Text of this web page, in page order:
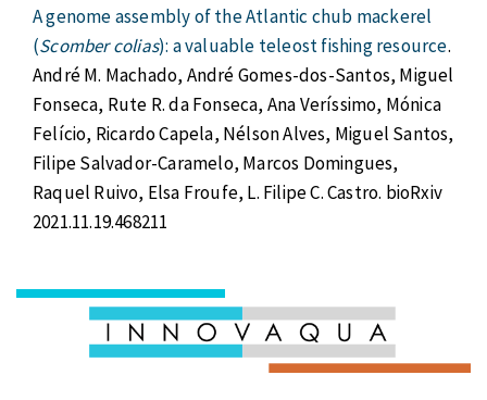
A genome assembly of the Atlantic chub mackerel
(Scomber colias): a valuable teleost fishing resource.
André M. Machado, André Gomes-dos-Santos, Miguel
Fonseca, Rute R. da Fonseca, Ana Veríssimo, Mónica
Felício, Ricardo Capela, Nélson Alves, Miguel Santos,
Filipe Salvador-Caramelo, Marcos Domingues,
Raquel Ruivo, Elsa Froufe, L. Filipe C. Castro. bioRxiv
2021.11.19.468211